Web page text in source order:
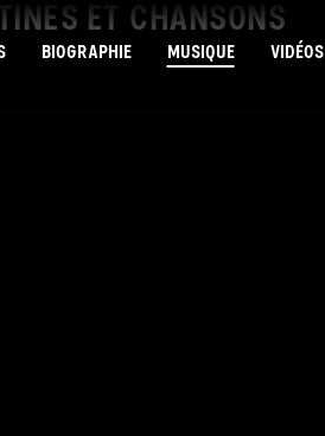
BIOGRAPHIE MUSIQUE VIDÉOS
ET CHANSONS